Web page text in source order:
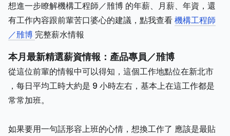
想進一步瞭解機構工程師／雃博 的年薪、月薪、年資，還
有工作內容跟前輩苦口婆心的建議，點我查看 機構工程師
／雃博 完整薪水情報
本月最新精選薪資情報：產品專員／雃博
從這位前輩的情報中可以得知，這個工作地點位在新北市
，每日平均工時大約是 9 小時左右，基本上在這工作都是
常常加班。
如果要用一句話形容上班的心情，想換工作了 應該是最貼